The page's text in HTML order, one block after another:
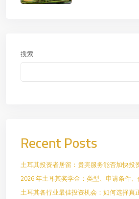
搜索
Recent Posts
土耳其投资者居留：贵宾服务能否加快投
2026 年土耳其奖学金：类型、申请条件
土耳其各行业最佳投资机会：如何选择真